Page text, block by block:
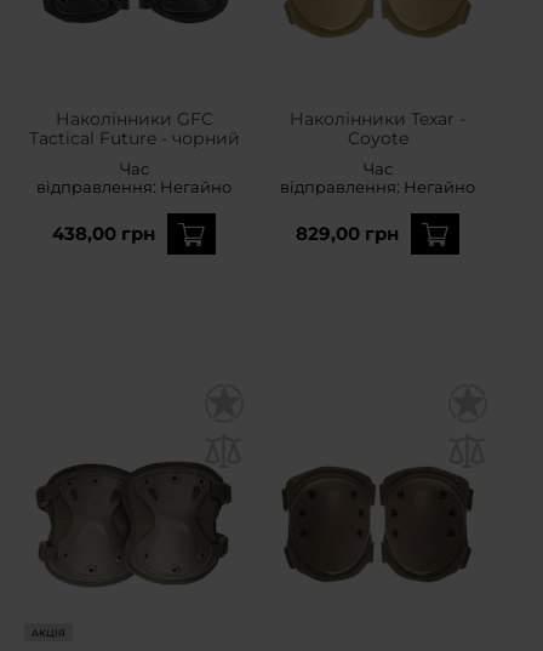
Наколінники GFC
Tactical Future - чорний
Час
відправлення: Негайно
438,00 грн
Наколінники Texar -
Coyote
Час
відправлення: Негайно
829,00 грн
АКЦІЯ